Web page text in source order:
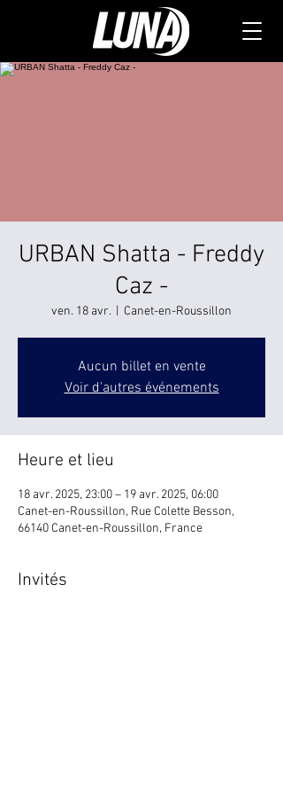
URBAN Shatta - Freddy
Caz -
ven. 18 avr. Canet-en-Roussillon
Aucun billet en vente
Voir d'autres événements
Heure et lieu
18 avr. 2025, 23:00 – 19 avr. 2025, 06:00
Canet-en-Roussillon, Rue Colette Besson,
66140 Canet-en-Roussillon, France
Invités